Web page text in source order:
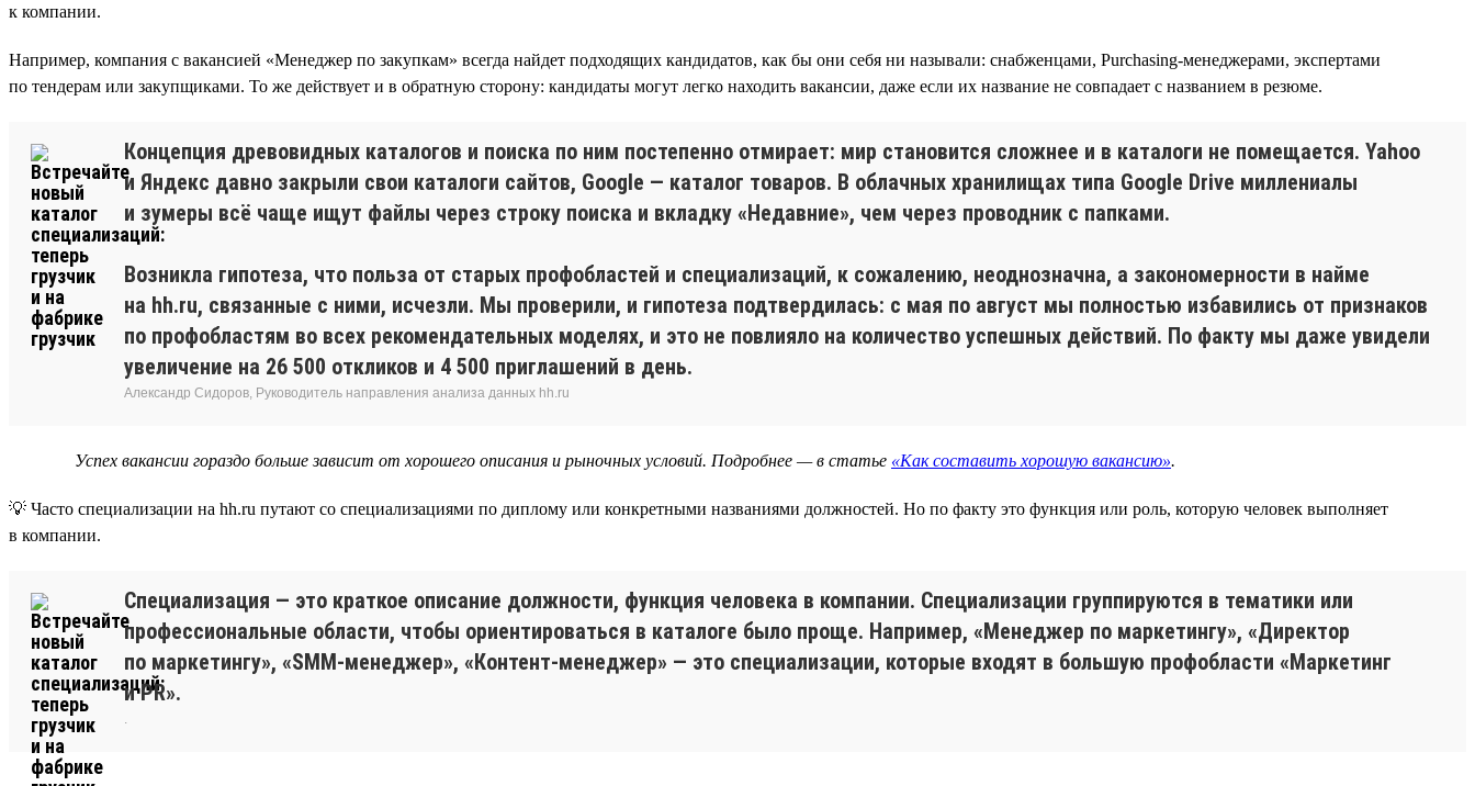
к компании.
Например, компания с вакансией «Менеджер по закупкам» всегда найдет подходящих кандидатов, как бы они себя ни называли: снабженцами, Purchasing-менеджерами, экспертами
по тендерам или закупщиками. То же действует и в обратную сторону: кандидаты могут легко находить вакансии, даже если их название не совпадает с названием в резюме.
Концепция древовидных каталогов и поиска по ним постепенно отмирает: мир становится сложнее и в каталоги не помещается. Yahoo
и Яндекс давно закрыли свои каталоги сайтов, Google — каталог товаров. В облачных хранилищах типа Google Drive миллениалы
и зумеры всё чаще ищут файлы через строку поиска и вкладку «Недавние», чем через проводник с папками.
Возникла гипотеза, что польза от старых профобластей и специализаций, к сожалению, неоднозначна, а закономерности в найме
на hh.ru, связанные с ними, исчезли. Мы проверили, и гипотеза подтвердилась: c мая по август мы полностью избавились от признаков
по профобластям во всех рекомендательных моделях, и это не повлияло на количество успешных действий. По факту мы даже увидели
увеличение на 26 500 откликов и 4 500 приглашений в день.
Александр Сидоров, Руководитель направления анализа данных hh.ru
Успех вакансии гораздо больше зависит от хорошего описания и рыночных условий. Подробнее — в статье «Как составить хорошую вакансию».
💡 Часто специализации на hh.ru путают со специализациями по диплому или конкретными названиями должностей. Но по факту это функция или роль, которую человек выполняет
в компании.
Специализация — это краткое описание должности, функция человека в компании. Специализации группируются в тематики или
профессиональные области, чтобы ориентироваться в каталоге было проще. Например, «Менеджер по маркетингу», «Директор
по маркетингу», «SMM-менеджер», «Контент-менеджер» — это специализации, которые входят в большую профобласти «Маркетинг
и PR».
.